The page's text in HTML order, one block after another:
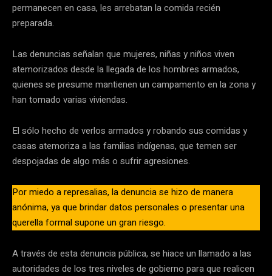
permanecen en casa, les arrebatan la comida recién
preparada.
Las denuncias señalan que mujeres, niñas y niños viven
atemorizados desde la llegada de los hombres armados,
quienes se presume mantienen un campamento en la zona y
han tomado varias viviendas.
El sólo hecho de verlos armados y robando sus comidas y
casas atemoriza a las familias indígenas, que temen ser
despojadas de algo más o sufrir agresiones.
Por miedo a represalias, la denuncia se hizo de manera
anónima, ya que brindar datos personales o presentar una
querella formal supone un gran riesgo.
A través de esta denuncia pública, se hiace un llamado a las
autoridades de los tres niveles de gobierno para que realicen